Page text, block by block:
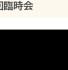
臨時会